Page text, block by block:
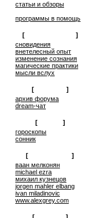
статьи и обзоры
программы в помощь
[
]
cновидения
внетелесный опыт
изменение сознания
магические практики
мысли вслух
[
]
архив форума
dream-чат
[
]
гороскопы
сонник
[
]
ваан мелконян
michael ezra
михаил кузнецов
jorgen mahler elbang
ivan miladinovic
www.alexgrey.com